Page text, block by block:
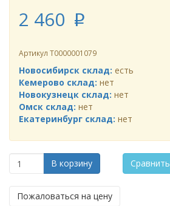
2 460 p
Артикул Т0000001079
Новосибирск склад: есть
Кемерово склад: нет
Новокузнецк склад: нет
Омск склад: нет
Екатеринбург склад: нет
В корзину Сравнить
Пожаловаться на цену